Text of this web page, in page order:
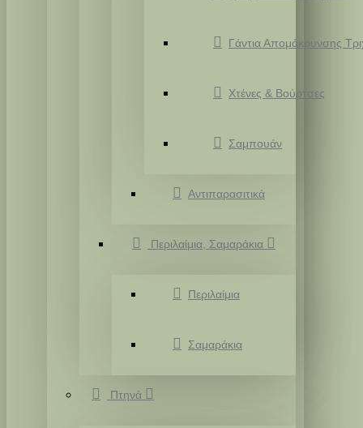
Γάντια Απομάκρυνσης
Χτένες & Βούρτσες
Σαμπουάν
Αντιπαρασιτικά
Περιλαίμια, Σαμαράκια
Περιλαίμια
Σαμαράκια
Πτηνά